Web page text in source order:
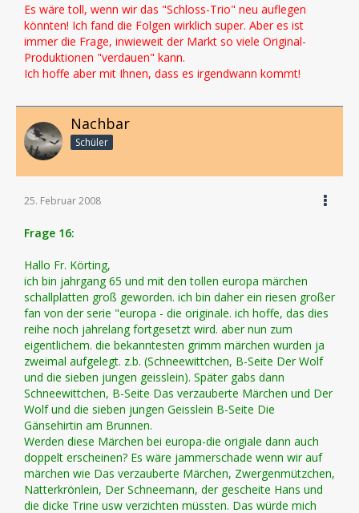
Es wäre toll, wenn wir das "Schloss-Trio" neu auflegen
könnten! Ich fand die Folgen wirklich super. Aber es ist
immer die Frage, inwieweit der Markt so viele Original-
Produktionen "verdauen" kann.
Ich hoffe aber mit Ihnen, dass es irgendwann kommt!
Nachbar
Schüler
25. Februar 2008
Frage 16:
Hallo Fr. Körting,
ich bin jahrgang 65 und mit den tollen europa märchen
schallplatten groß geworden. ich bin daher ein riesen großer
fan von der serie "europa - die originale. ich hoffe, das dies
reihe noch jahrelang fortgesetzt wird. aber nun zum
eigentlichem. die bekanntesten grimm märchen wurden ja
zweimal aufgelegt. z.b. (Schneewittchen, B-Seite Der Wolf
und die sieben jungen geisslein). Später gabs dann
Schneewittchen, B-Seite Das verzauberte Märchen und Der
Wolf und die sieben jungen Geisslein B-Seite Die
Gänsehirtin am Brunnen.
Werden diese Märchen bei europa-die origiale dann auch
doppelt erscheinen? Es wäre jammerschade wenn wir auf
märchen wie Das verzauberte Märchen, Zwergenmützchen,
Natterkrönlein, Der Schneemann, der gescheite Hans und
die dicke Trine usw verzichten müssten. Das würde mich